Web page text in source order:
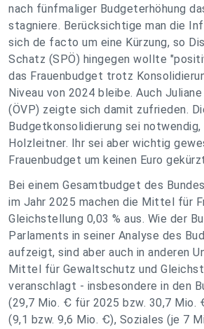
nach fünfmaliger Budgeterhöhung
stagniere. Berücksichtige man die
sich de facto um eine Kürzung, so
Schatz (SPÖ) hingegen wollte
das Frauenbudget trotz
Niveau von 2024 bleibe. Auch
(ÖVP) zeigte sich damit zufrieden.
Budgetkonsolidierung sei
Holzleitner. Ihr sei aber wichtig
Frauenbudget um keinen Euro
Bei einem Gesamtbudget des
im Jahr 2025 machen die Mittel für
Gleichstellung 0,03 % aus. Wie der
Parlaments in seiner Analyse des
aufzeigt, sind aber auch in anderen
Mittel für Gewaltschutz und
veranschlagt - insbesondere in den
(29,7 Mio. Ꞓ für 2025 bzw. 30,7 Mio.
(9,1 bzw. 9,6 Mio. Ꞓ), Soziales (je 7